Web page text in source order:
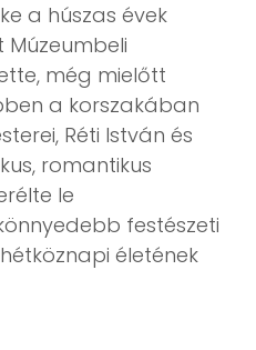
a húszas évek
Múzeumbeli
még mielőtt
a korszakában
Réti István és
romantikus
le
festészeti
életének